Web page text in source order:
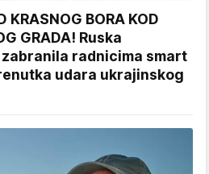
KRASNOG BORA KOD
GRADA! Ruska
radnicima smart
udara ukrajinskog